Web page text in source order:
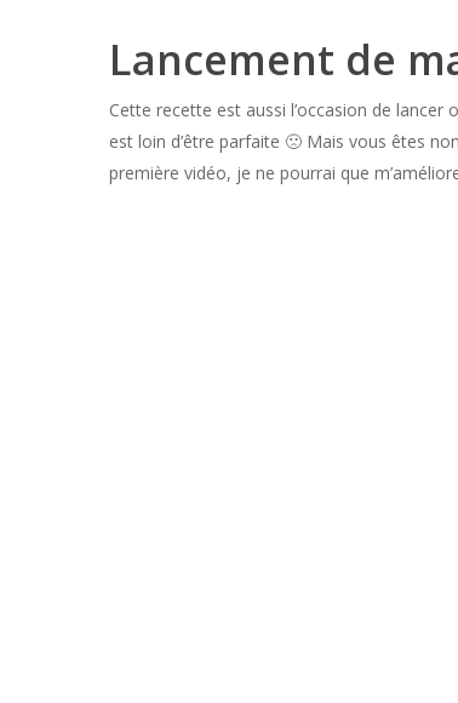
Lancement de
Cette recette est aussi l’occasion de lancer
est loin d’être parfaite 🙁 Mais vous êtes
première vidéo, je ne pourrai que